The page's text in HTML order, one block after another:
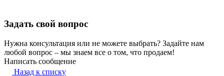
Задать свой вопрос
Нужна консультация или не можете выбрать? Задайте нам
любой вопрос – мы знаем все о том, что продаем!
Написать сообщение
Назад к списку